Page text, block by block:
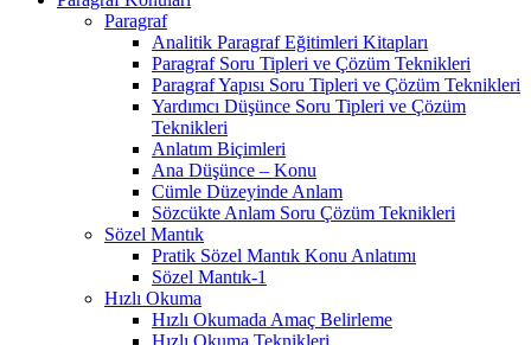
Paragraf
Analitik Paragraf Eğitimleri Kitapları
Paragraf Soru Tipleri ve Çözüm Teknikleri
Paragraf Yapısı Soru Tipleri ve Çözüm Teknikleri
Yardımcı Düşünce Soru Tipleri ve Çözüm
Teknikleri
Anlatım Biçimleri
Ana Düşünce – Konu
Cümle Düzeyinde Anlam
Sözcükte Anlam Soru Çözüm Teknikleri
Sözel Mantık
Pratik Sözel Mantık Konu Anlatımı
Sözel Mantık-1
Hızlı Okuma
Hızlı Okumada Amaç Belirleme
Hızlı Okuma Teknikleri